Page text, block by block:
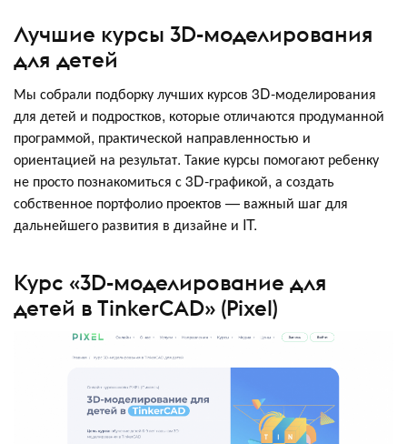
Лучшие курсы 3D-моделирования
для детей
Мы собрали подборку лучших курсов 3D-моделирования
для детей и подростков, которые отличаются продуманной
программой, практической направленностью и
ориентацией на результат. Такие курсы помогают ребенку
не просто познакомиться с 3D-графикой, а создать
собственное портфолио проектов — важный шаг для
дальнейшего развития в дизайне и IT.
Курс «3D-моделирование для
детей в TinkerCAD» (Pixel)